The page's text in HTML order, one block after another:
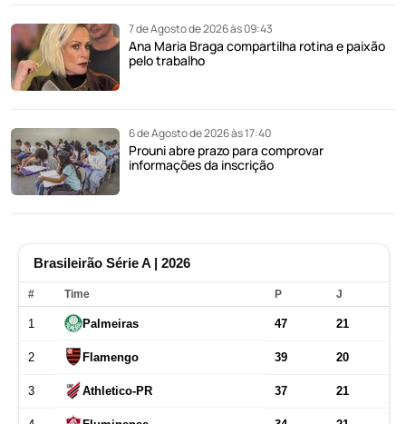
7 de Agosto de 2026 às 09:43
Ana Maria Braga compartilha rotina e paixão
pelo trabalho
6 de Agosto de 2026 às 17:40
Prouni abre prazo para comprovar
informações da inscrição